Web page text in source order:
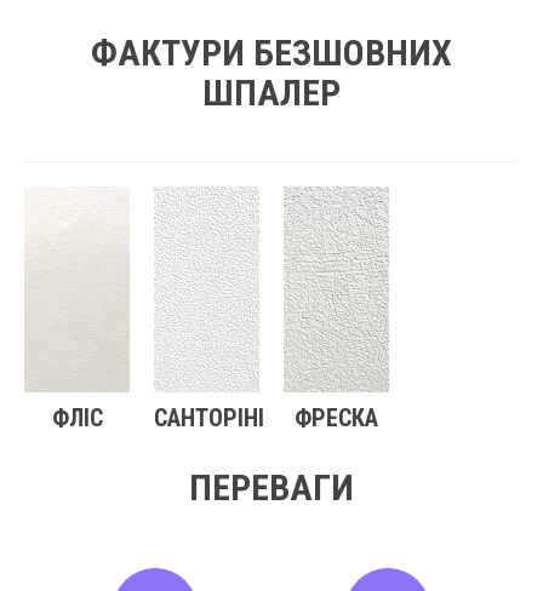
ФАКТУРИ БЕЗШОВНИХ
ШПАЛЕР
ФЛІС САНТОРІНІ ФРЕСКА
ПЕРЕВАГИ